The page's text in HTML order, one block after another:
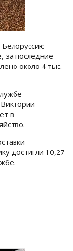
Белоруссию
за последние
около 4 тыс.
в
достигли 10,27